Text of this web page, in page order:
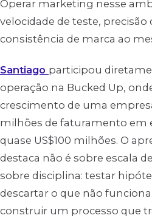
Operar marketing nesse
velocidade de teste,
consistência de marca ao
Santiago participou
operação na Bucked Up,
crescimento de uma
milhões de faturamento em
quase US$100 milhões. O
destaca não é sobre escala
sobre disciplina: testar
descartar o que não
construir um processo que